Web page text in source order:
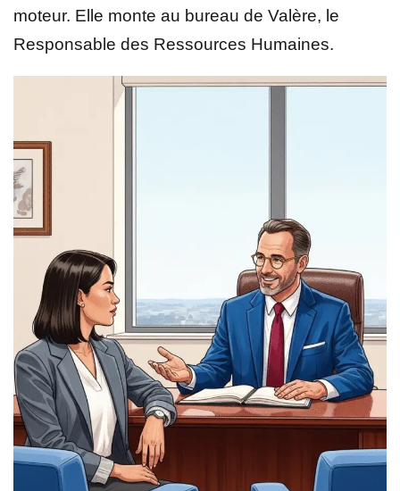
moteur. Elle monte au bureau de Valère, le
Responsable des Ressources Humaines.